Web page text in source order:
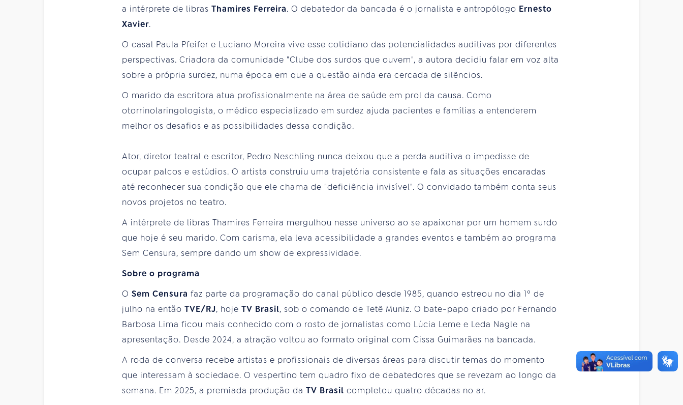
a intérprete de libras Thamires Ferreira. O debatedor da bancada é o jornalista e antropólogo Ernesto
Xavier.
O casal Paula Pfeifer e Luciano Moreira vive esse cotidiano das potencialidades auditivas por diferentes
perspectivas. Criadora da comunidade "Clube dos surdos que ouvem", a autora decidiu falar em voz alta
sobre a própria surdez, numa época em que a questão ainda era cercada de silêncios.
O marido da escritora atua profissionalmente na área de saúde em prol da causa. Como
otorrinolaringologista, o médico especializado em surdez ajuda pacientes e famílias a entenderem
melhor os desafios e as possibilidades dessa condição.
Ator, diretor teatral e escritor, Pedro Neschling nunca deixou que a perda auditiva o impedisse de
ocupar palcos e estúdios. O artista construiu uma trajetória consistente e fala as situações encaradas
até reconhecer sua condição que ele chama de "deficiência invisível". O convidado também conta seus
novos projetos no teatro.
A intérprete de libras Thamires Ferreira mergulhou nesse universo ao se apaixonar por um homem surdo
que hoje é seu marido. Com carisma, ela leva acessibilidade a grandes eventos e também ao programa
Sem Censura, sempre dando um show de expressividade.
Sobre o programa
O Sem Censura faz parte da programação do canal público desde 1985, quando estreou no dia 1º de
julho na então TVE/RJ, hoje TV Brasil, sob o comando de Tetê Muniz. O bate-papo criado por Fernando
Barbosa Lima ficou mais conhecido com o rosto de jornalistas como Lúcia Leme e Leda Nagle na
apresentação. Desde 2024, a atração voltou ao formato original com Cissa Guimarães na bancada.
A roda de conversa recebe artistas e profissionais de diversas áreas para discutir temas do momento
que interessam à sociedade. O vespertino tem quadro fixo de debatedores que se revezam ao longo da
semana. Em 2025, a premiada produção da TV Brasil completou quatro décadas no ar.